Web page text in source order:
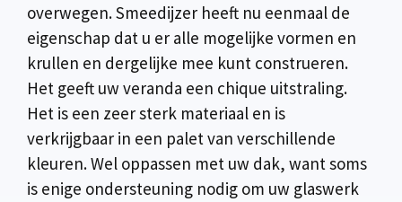
overwegen. Smeedijzer heeft nu eenmaal de
eigenschap dat u er alle mogelijke vormen en
krullen en dergelijke mee kunt construeren.
Het geeft uw veranda een chique uitstraling.
Het is een zeer sterk materiaal en is
verkrijgbaar in een palet van verschillende
kleuren. Wel oppassen met uw dak, want soms
is enige ondersteuning nodig om uw glaswerk